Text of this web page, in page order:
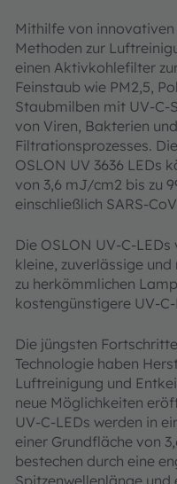
Mithilfe von
Methoden zur
einen Aktivkohlefilter
Feinstaub wie PM2,5,
Staubmilben mit UV-C-
von Viren, Bakterien
Filtrationsprozesses.
OSLON UV 3636 LEDs
von 3,6 mJ/cm2 bis zu
einschließlich SARS-
Die OSLON UV-C-
kleine, zuverlässige
zu herkömmlichen
kostengünstigere UV-
Die jüngsten
Technologie haben
Luftreinigung und
neue Möglichkeiten
UV-C-LEDs werden in
einer Grundfläche von
bestechen durch eine
Spitzenwellenlänge und